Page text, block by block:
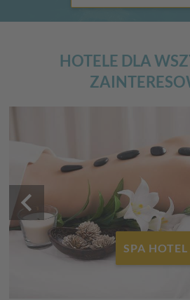
HOTELE DLA
SPA HOTEL
keyboard_arrow_left